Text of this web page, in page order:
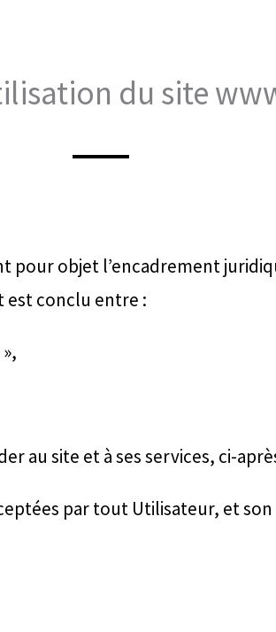
du site
pour objet l’encadrement
est conclu entre :
au site et à ses services, ci-
par tout Utilisateur, et